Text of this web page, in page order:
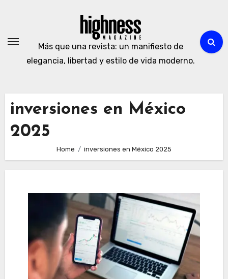
Más que una revista: un manifiesto de
elegancia, libertad y estilo de vida moderno.
inversiones en México
2025
Home inversiones en México 2025